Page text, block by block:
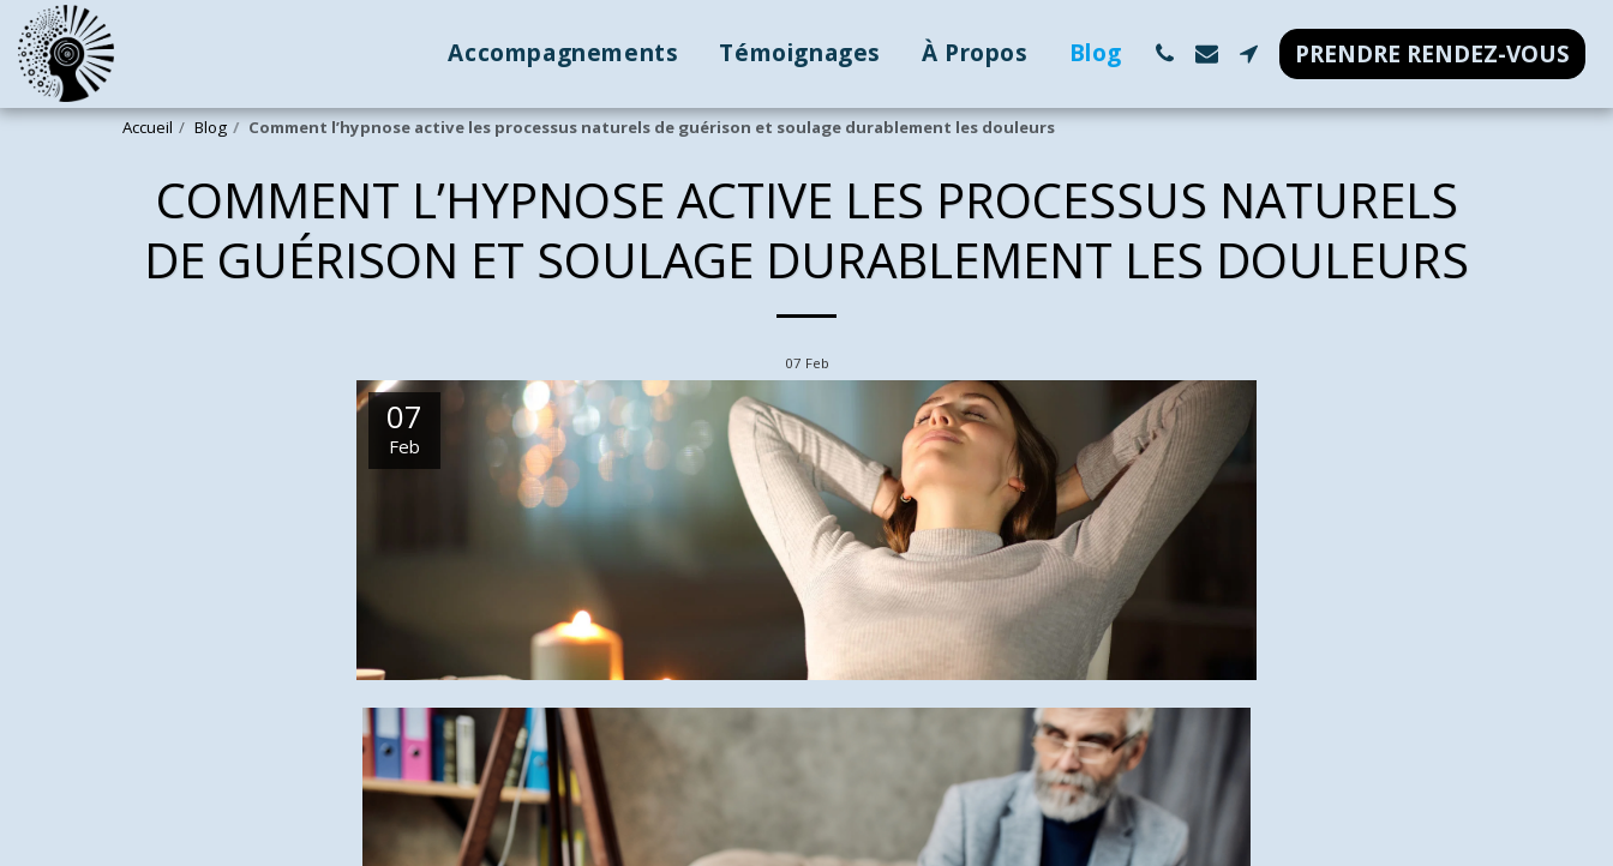
Accompagnements Témoignages À Propos Blog PRENDRE RENDEZ-VOUS
Accueil Blog Comment l’hypnose active les processus naturels de guérison et soulage durablement les douleurs
COMMENT L’HYPNOSE ACTIVE LES PROCESSUS NATURELS
DE GUÉRISON ET SOULAGE DURABLEMENT LES DOULEURS
07 Feb
07
Feb